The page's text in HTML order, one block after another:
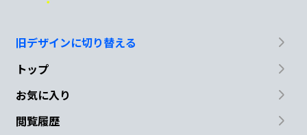
旧デザインに切り替える
トップ
お気に入り
閲覧履歴